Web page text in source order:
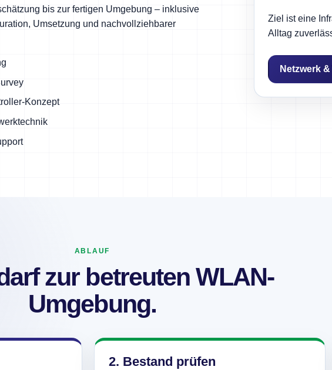
bis zur fertigen Umgebung – inklusive
Umsetzung und nachvollziehbarer
Konzept
Ziel ist eine
Alltag
Netzwerk
ABLAUF
zur betreuten WLAN-
Umgebung.
2. Bestand prüfen